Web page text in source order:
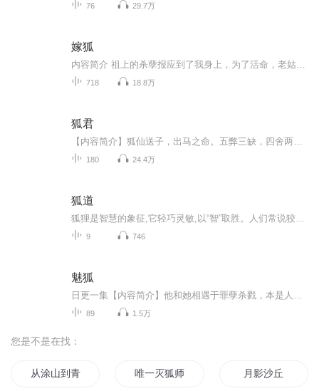
76 29.7万
嫁狐
718 18.8万
狐君
180 24.4万
狐道
9 746
魅狐
89 1.5万
您是不是在找：
从涂山到青丘 唯一灭狐师 月影沙丘